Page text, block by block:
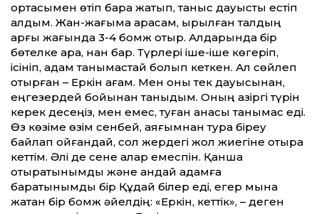
ортасымен өтіп бара жатып, таныс дауысты естіп
қалдым. Жан-жағыма қарасам, қырқылған талдың
арғы жағында 3-4 бомж отыр. Алдарында бір
бөтелке арақ, нан бар. Түрлері іше-іше көгеріп,
ісініп, адам танымастай болып кеткен. Ал сөйлеп
отырған – Еркін ағам. Мен оны тек дауысынан,
еңгезердей бойы­нан таныдым. Оның қазіргі түрін
керек десеңіз, мен емес, туған анасы танымас еді.
Өз көзіме өзім сенбей, аяғымнан тура біреу
байлап қойғандай, сол жердегі жол жиегіне отыра
кеттім. Әлі де сене алар емеспін. Қанша
отыратынымды және қандай қадамға
баратынымды бір Құдай білер еді, егер мына
жақтан бір бомж әйелдің: «Еркін, кеттік», – деген